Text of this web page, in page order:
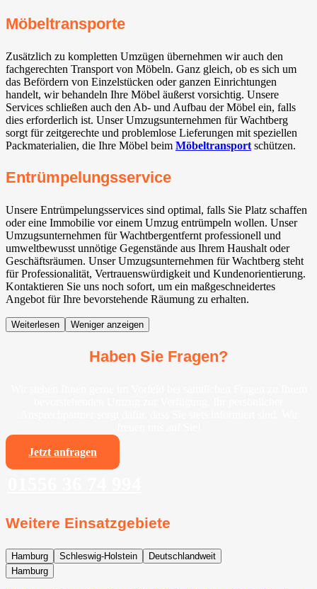
Möbeltransporte
Zusätzlich zu kompletten Umzügen übernehmen wir auch den
fachgerechten Transport von Möbeln. Ganz gleich, ob es sich um
das Befördern von Einzelstücken oder ganzen Einrichtungen
handelt, wir behandeln Ihre Möbel äußerst vorsichtig. Unsere
Services schließen auch den Ab- und Aufbau der Möbel ein, falls
dies erforderlich ist. Unser Umzugsunternehmen für Wachtberg⁠
sorgt für zeitgerechte und problemlose Lieferungen mit speziellen
Packmaterialien, die Ihre Möbel beim Möbeltransportschützen.
Entrümpelungsservice
Unsere Entrümpelungsservices sind optimal, falls Sie Platz schaffen
oder eine Immobilie vor einem Umzug entrümpeln wollen. Unser
Umzugsunternehmen für Wachtberg⁠entfernt professionell und
umweltbewusst unnötige Gegenstände aus Ihrem Haushalt oder
Geschäftsräumen. Unser Umzugsunternehmen für Wachtberg⁠ steht
für Professionalität, Vertrauenswürdigkeit und Kundenorientierung.
Kontaktieren Sie uns noch sofort, um ein maßgeschneidertes
Angebot für Ihre bevorstehende Räumung zu erhalten.
Weiterlesen Weniger anzeigen
Haben Sie Fragen?
Jetzt anfragen
Weitere Einsatzgebiete
Hamburg Schleswig-Holstein
Deutschlandweit
Hamburg